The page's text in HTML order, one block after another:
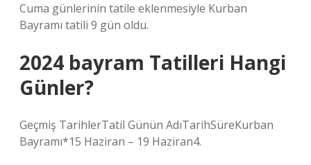
Cuma günlerinin tatile eklenmesiyle Kurban
Bayramı tatili 9 gün oldu.
2024 bayram Tatilleri Hangi
Günler?
Geçmiş TarihlerTatil Günün AdıTarihSüreKurban
Bayramı*15 Haziran – 19 Haziran4.